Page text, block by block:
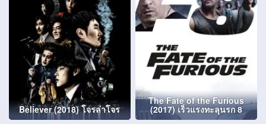
Believer (2018) โจรล่าโจร
The Fate of the Furious
(2017) เร็วแรงทะลุนรก 8